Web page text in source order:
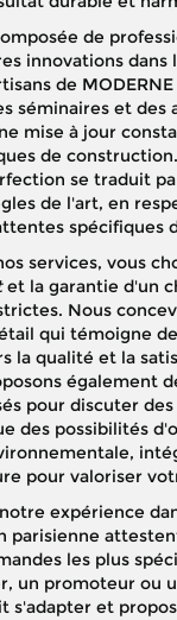
de
innovations dans
de
séminaires et des
mise à jour
de
se traduit
de l'art, en
spécifiques
services, vous
et la garantie d'un
Nous
qui témoigne
la qualité et la
également
pour discuter des
des possibilités
pour valoriser
expérience
parisienne
les plus
un promoteur ou
s'adapter et